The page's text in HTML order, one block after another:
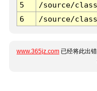
5
/source/
6
/source/
www.365jz.com 已经将此出